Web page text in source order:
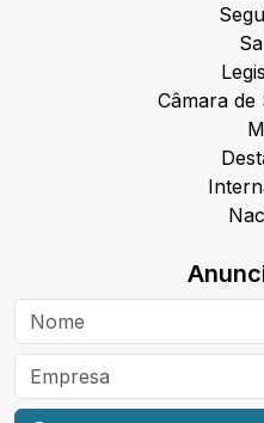
Câmara de